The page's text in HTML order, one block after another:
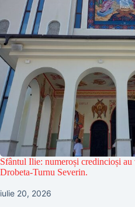
Sfântul Ilie: numeroși credincioși
Drobeta-Turnu Severin.
iulie 20, 2026